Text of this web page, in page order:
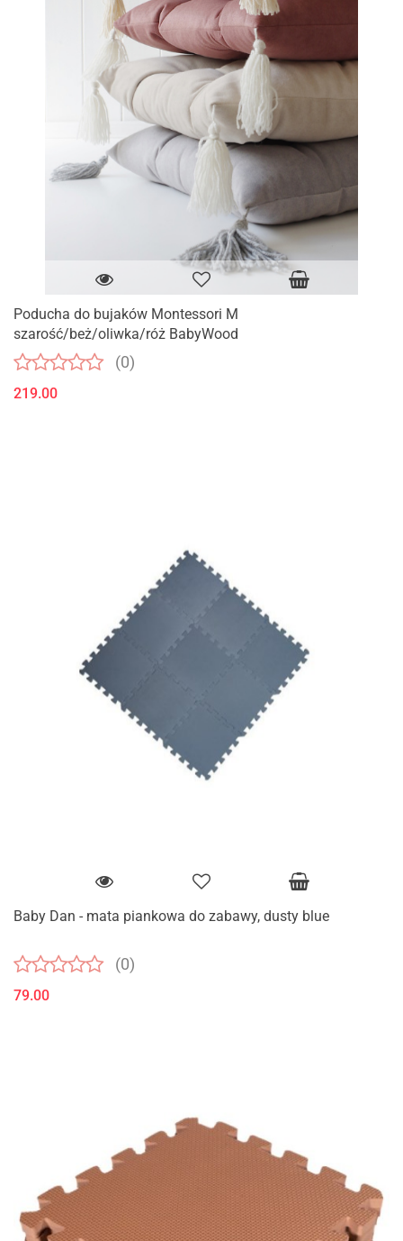
Poducha do bujaków Montessori M
szarość/beż/oliwka/róż BabyWood
(0)
219.00
Baby Dan - mata piankowa do zabawy, dusty blue
(0)
79.00